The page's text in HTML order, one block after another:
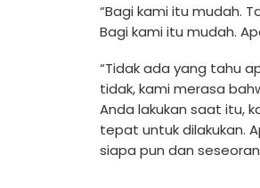
“Bagi kami itu mudah.
Bagi kami itu mudah.
“Tidak ada yang tahu
tidak, kami merasa
Anda lakukan saat itu,
tepat untuk dilakukan.
siapa pun dan